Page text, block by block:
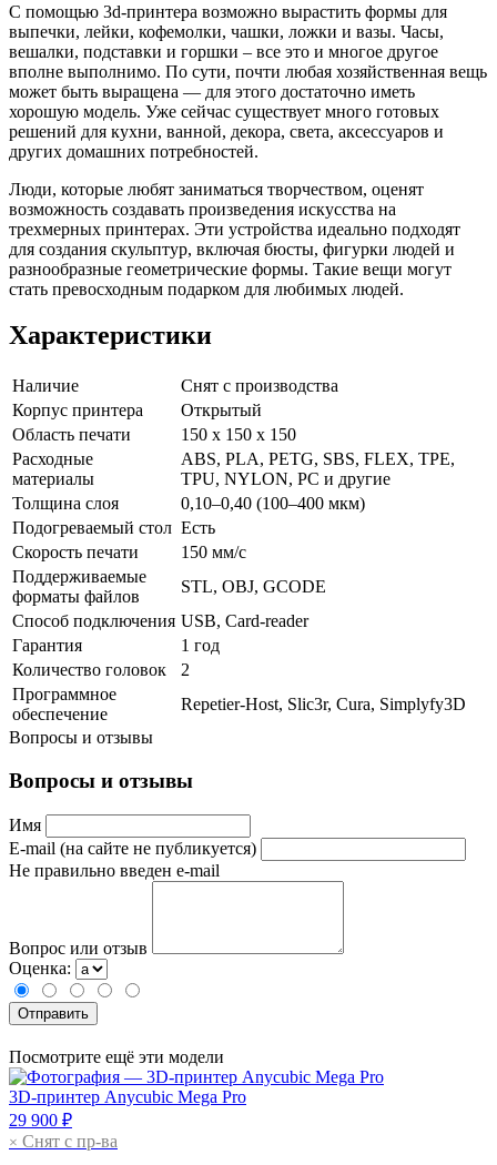
С помощью 3d-принтера возможно вырастить формы для
выпечки, лейки, кофемолки, чашки, ложки и вазы. Часы,
вешалки, подставки и горшки – все это и многое другое
вполне выполнимо. По сути, почти любая хозяйственная вещь
может быть выращена — для этого достаточно иметь
хорошую модель. Уже сейчас существует много готовых
решений для кухни, ванной, декора, света, аксессуаров и
других домашних потребностей.
Люди, которые любят заниматься творчеством, оценят
возможность создавать произведения искусства на
трехмерных принтерах. Эти устройства идеально подходят
для создания скульптур, включая бюсты, фигурки людей и
разнообразные геометрические формы. Такие вещи могут
стать превосходным подарком для любимых людей.
Характеристики
Наличие
Снят с производства
Корпус принтера
Открытый
Область печати
150 х 150 х 150
Расходные
материалы
ABS, PLA, PETG, SBS, FLEX, TPE,
TPU, NYLON, PC и другие
Толщина слоя
0,10–0,40 (100–400 мкм)
Подогреваемый стол Есть
Скорость печати
150 мм/с
Поддерживаемые
форматы файлов
STL, OBJ, GCODE
Способ подключения USB, Card-reader
Гарантия
1 год
Количество головок
2
Программное
обеспечение
Repetier-Host, Slic3r, Cura, Simplyfy3D
Вопросы и отзывы
Вопросы и отзывы
Имя
E-mail (на сайте не публикуется)
Не правильно введен e-mail
Вопрос или отзыв
Оценка:
Посмотрите ещё эти модели
3D-принтер Anycubic Mega Pro
29 900 ₽
× Снят с пр-ва